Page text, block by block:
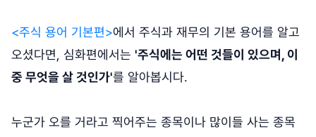
<주식 용어 기본편>에서 주식과 재무의 기본 용어를 알고
오셨다면, 심화편에서는 '주식에는 어떤 것들이 있으며, 이
중 무엇을 살 것인가'를 알아봅시다.
누군가 오를 거라고 찍어주는 종목이나 많이들 사는 종목